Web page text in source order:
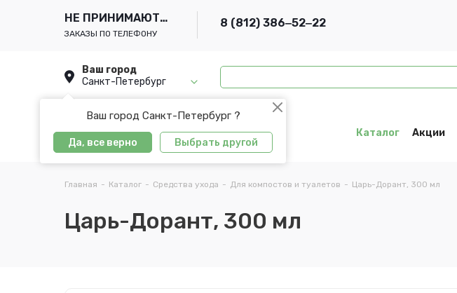
НЕ ПРИНИМАЮТСЯ
ЗАКАЗЫ ПО ТЕЛЕФОНУ
8 (812) 386‒52‒22
Ваш город
Санкт-Петербург
Ваш город Санкт-Петербург ?
Да, все верно Выбрать другой
Каталог Акции
Главная - Каталог - Средства ухода - Для компостов и туалетов - Царь-Дорант, 300 мл
Царь-Дорант, 300 мл